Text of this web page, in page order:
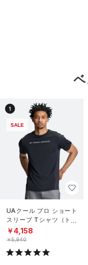
1
SALE
UAクール プロ ショート
スリーブ Tシャツ（トレ
ーニング/MEN）
￥4,158
￥5,940